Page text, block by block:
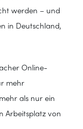
werden – und
in Deutschland,
Online-
mehr
als nur ein
Arbeitsplatz von